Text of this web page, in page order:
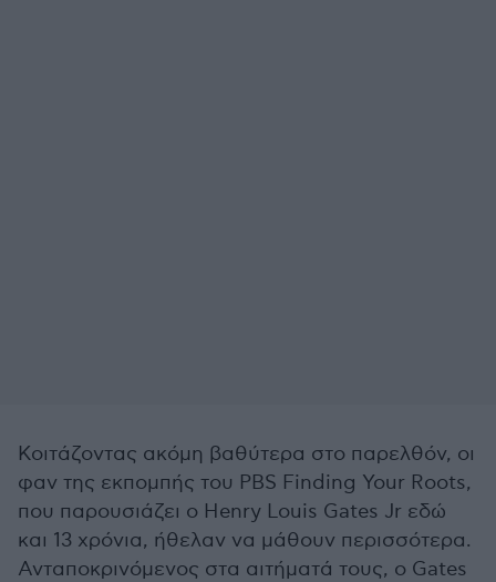
Κοιτάζοντας ακόμη βαθύτερα στο παρελθόν, οι
φαν της εκπομπής του PBS Finding Your Roots,
που παρουσιάζει ο Henry Louis Gates Jr εδώ
και 13 χρόνια, ήθελαν να μάθουν περισσότερα.
Ανταποκρινόμενος στα αιτήματά τους, ο Gates